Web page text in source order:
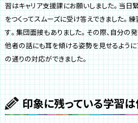
習はキャリア支援課にお願いしました。当日
をつくってスムーズに受け答えできました。
す。集団面接もありました。その際、自分の
他者の話にも耳を傾ける姿勢を見せるように
の通りの対応ができました。
印象に残っている学習